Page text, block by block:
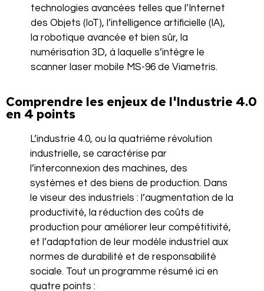
technologies avancées telles que l’Internet
des Objets (IoT), l’intelligence artificielle (IA),
la robotique avancée et bien sûr, la
numérisation 3D, à laquelle s’intègre le
scanner laser mobile MS-96 de Viametris.
Comprendre les enjeux de l'Industrie 4.0
en 4 points
L’industrie 4.0, ou la quatrième révolution
industrielle, se caractérise par
l’interconnexion des machines, des
systèmes et des biens de production. Dans
le viseur des industriels : l’augmentation de la
productivité, la réduction des coûts de
production pour améliorer leur compétitivité,
et l’adaptation de leur modèle industriel aux
normes de durabilité et de responsabilité
sociale. Tout un programme résumé ici en
quatre points :